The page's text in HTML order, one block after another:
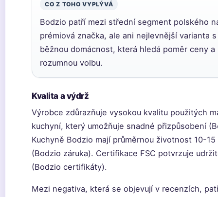
CO Z TOHO VYPLÝVÁ
Bodzio patří mezi střední segment polského
prémiová značka, ale ani nejlevnější varianta
běžnou domácnost, která hledá poměr ceny
rozumnou volbu.
Kvalita a výdrž
Výrobce zdůrazňuje vysokou kvalitu použitých
kuchyní, který umožňuje snadné přizpůsobení
Kuchyně Bodzio mají průměrnou životnost 10-
(Bodzio záruka). Certifikace FSC potvrzuje
(Bodzio certifikáty).
Mezi negativa, která se objevují v recenzích,